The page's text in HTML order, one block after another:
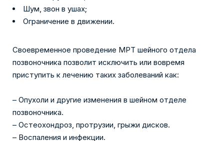
Шум, звон в ушах;
Ограничение в движении.
Своевременное проведение МРТ шейного отдела
позвоночника позволит исключить или вовремя
приступить к лечению таких заболеваний как:
– Опухоли и другие изменения в шейном отделе
позвоночника.
– Остеохондроз, протрузии, грыжи дисков.
– Воспаления и инфекции.